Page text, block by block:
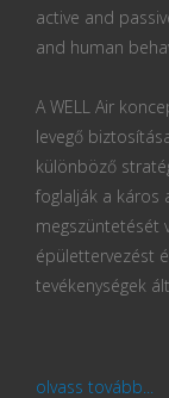
active and
and human
A WELL Air
levegő
különböző
foglalják a káros
megszüntetését
épülettervezést
tevékenységek
olvass tovább...